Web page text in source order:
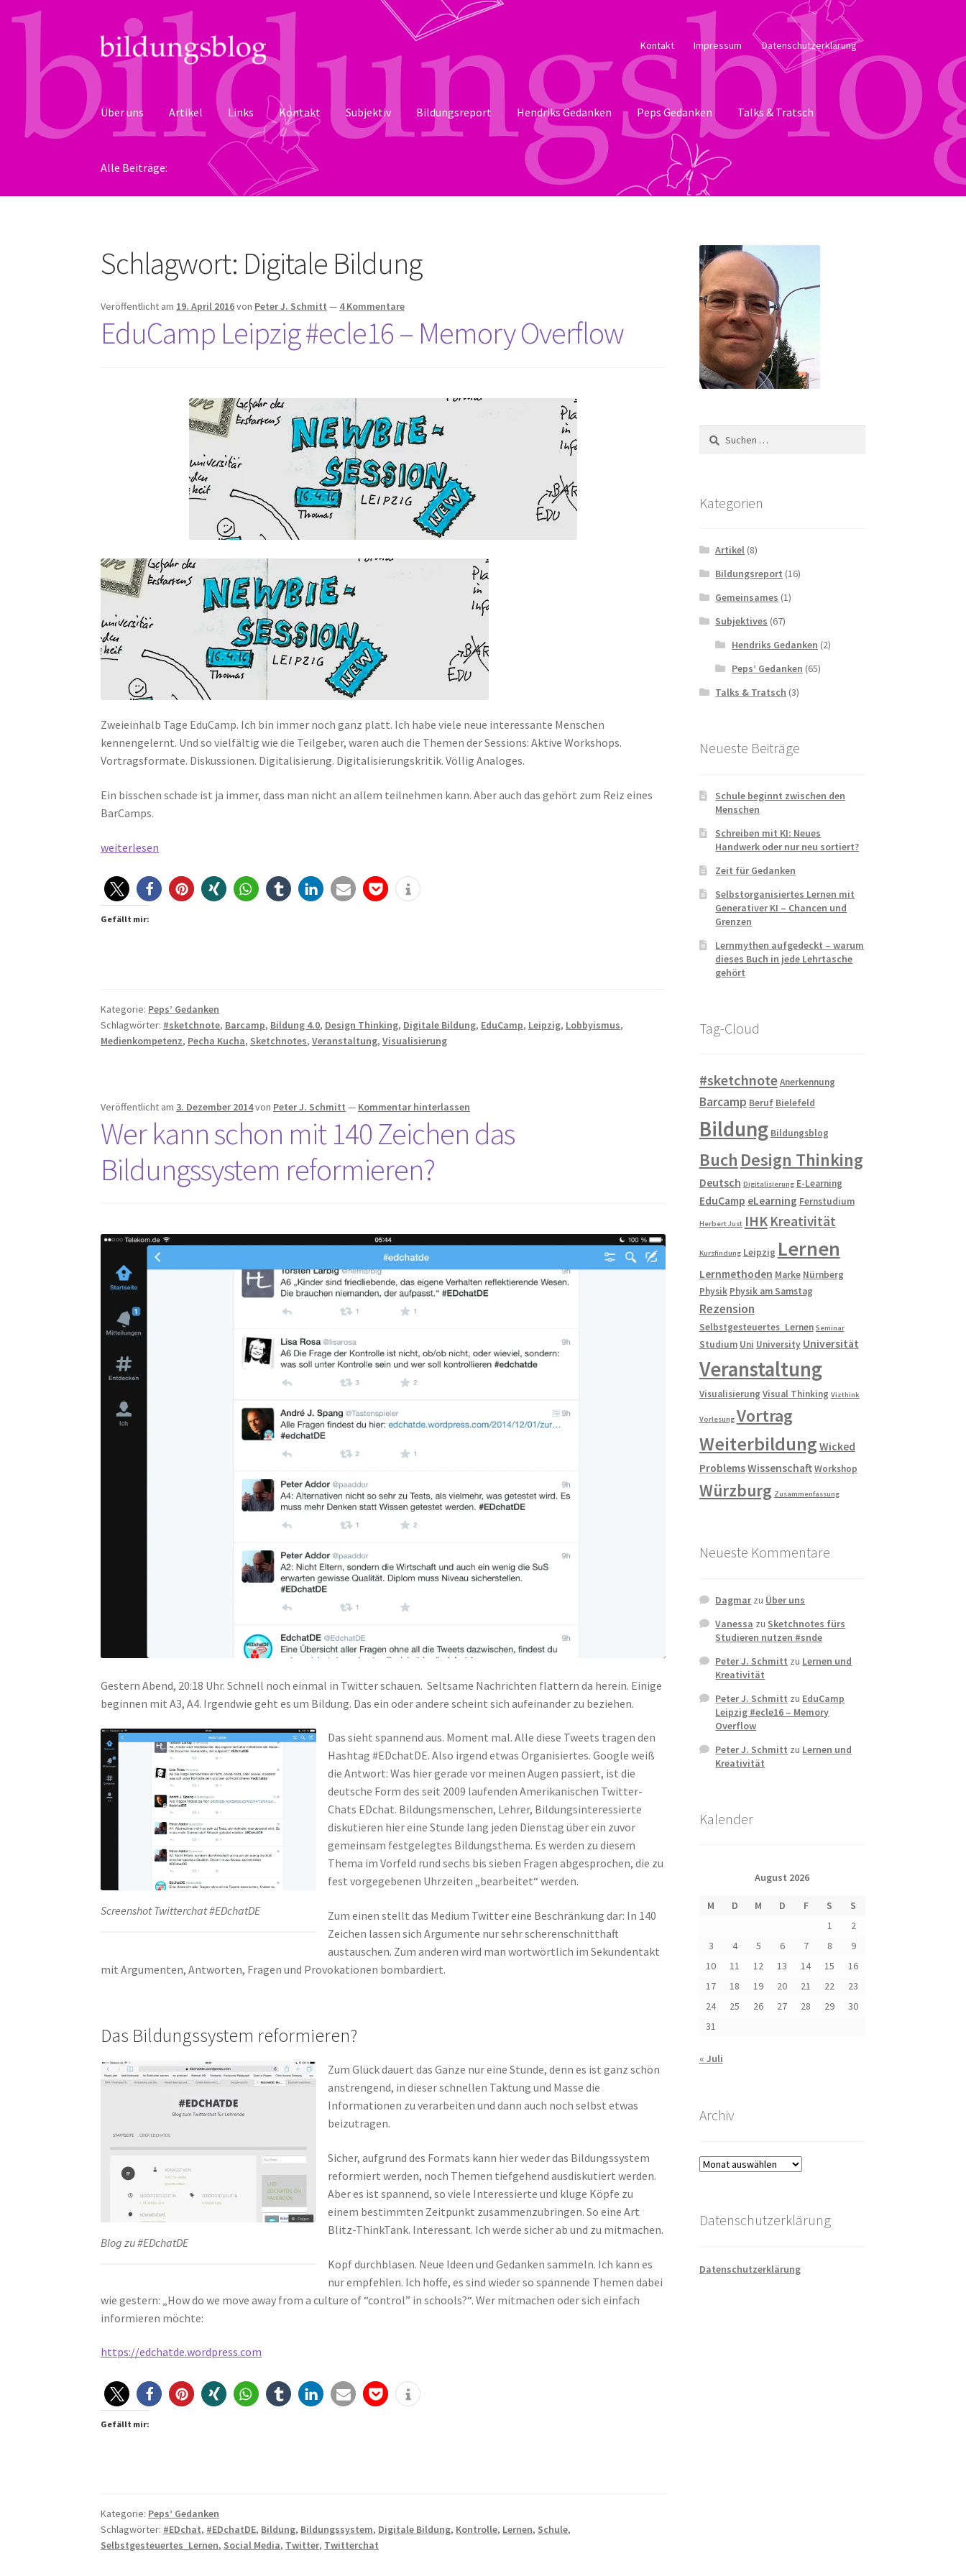
Zur
Navigation
springen
Zum
Inhalt
springen
Kontakt Impressum Datenschutzerklärung
Über uns Artikel Links Kontakt Subjektiv Bildungsreport Hendriks Gedanken Peps Gedanken Talks & Tratsch
Alle Beiträge:
Schlagwort: Digitale Bildung
Veröffentlicht am 19. April 2016von Peter J. Schmitt — 4 Kommentare
EduCamp Leipzig #ecle16 – Memory Overflow
Zweieinhalb Tage EduCamp. Ich bin immer noch ganz platt. Ich habe viele neue interessante Menschen
kennengelernt. Und so vielfältig wie die Teilgeber, waren auch die Themen der Sessions: Aktive Workshops.
Vortragsformate. Diskussionen. Digitalisierung. Digitalisierungskritik. Völlig Analoges.
Ein bisschen schade ist ja immer, dass man nicht an allem teilnehmen kann. Aber auch das gehört zum Reiz eines
BarCamps.
EduCamp
#ecle16
–
Memory
weiterlesen
Gefällt mir:
Kategorie: Peps’ Gedanken
Schlagwörter: #sketchnote, Barcamp, Bildung 4.0, Design Thinking, Digitale Bildung, EduCamp, Leipzig, Lobbyismus,
Medienkompetenz, Pecha Kucha, Sketchnotes,Veranstaltung,Visualisierung
Veröffentlicht am 3. Dezember 2014von Peter J. Schmitt — Kommentar hinterlassen
Wer kann schon mit 140 Zeichen das
Bildungssystem reformieren?
Gestern Abend, 20:18 Uhr. Schnell noch einmal in Twitter schauen. Seltsame Nachrichten flattern da herein. Einige
beginnen mit A3, A4. Irgendwie geht es um Bildung. Das ein oder andere scheint sich aufeinander zu beziehen.
Screenshot Twitterchat #EDchatDE
Das sieht spannend aus. Moment mal. Alle diese Tweets tragen den
Hashtag #EDchatDE. Also irgend etwas Organisiertes. Google weiß
die Antwort: Was hier gerade vor meinen Augen passiert, ist die
deutsche Form des seit 2009 laufenden Amerikanischen Twitter-
Chats EDchat. Bildungsmenschen, Lehrer, Bildungsinteressierte
diskutieren hier eine Stunde lang jeden Dienstag über ein zuvor
gemeinsam festgelegtes Bildungsthema. Es werden zu diesem
Thema im Vorfeld rund sechs bis sieben Fragen abgesprochen, die zu
fest vorgegebenen Uhrzeiten „bearbeitet“ werden.
Zum einen stellt das Medium Twitter eine Beschränkung dar: In 140
Zeichen lassen sich Argumente nur sehr scherenschnitthaft
austauschen. Zum anderen wird man wortwörtlich im Sekundentakt
mit Argumenten, Antworten, Fragen und Provokationen bombardiert.
Das Bildungssystem reformieren?
Blog zu #EDchatDE
Zum Glück dauert das Ganze nur eine Stunde, denn es ist ganz schön
anstrengend, in dieser schnellen Taktung und Masse die
Informationen zu verarbeiten und dann auch noch selbst etwas
beizutragen.
Sicher, aufgrund des Formats kann hier weder das Bildungssystem
reformiert werden, noch Themen tiefgehend ausdiskutiert werden.
Aber es ist spannend, so viele Interessierte und kluge Köpfe zu
einem bestimmten Zeitpunkt zusammenzubringen. So eine Art
Blitz-ThinkTank. Interessant. Ich werde sicher ab und zu mitmachen.
Kopf durchblasen. Neue Ideen und Gedanken sammeln. Ich kann es
nur empfehlen. Ich hoffe, es sind wieder so spannende Themen dabei
wie gestern: „How do we move away from a culture of “control” in schools?“. Wer mitmachen oder sich einfach
informieren möchte:
https://edchatde.wordpress.com
Gefällt mir:
Kategorie: Peps’ Gedanken
Schlagwörter: #EDchat, #EDchatDE, Bildung, Bildungssystem, Digitale Bildung, Kontrolle, Lernen, Schule,
Selbstgesteuertes_Lernen, Social Media, Twitter, Twitterchat
Suchen
nach:
Kategorien
Artikel (8)
Bildungsreport (16)
Gemeinsames (1)
Subjektives (67)
Hendriks Gedanken (2)
Peps’ Gedanken (65)
Talks & Tratsch (3)
Neueste Beiträge
Schule beginnt zwischen den
Menschen
Schreiben mit KI: Neues
Handwerk oder nur neu sortiert?
Zeit für Gedanken
Selbstorganisiertes Lernen mit
Generativer KI – Chancen und
Grenzen
Lernmythen aufgedeckt – warum
dieses Buch in jede Lehrtasche
gehört
Tag-Cloud
#sketchnoteAnerkennung
Barcamp Beruf Bielefeld
Bildung Bildungsblog
Buch Design Thinking
Deutsch Digitalisierung E-Learning
EduCamp eLearning Fernstudium
Herbert Just IHK Kreativität
Kursfindung Leipzig Lernen
Lernmethoden Marke Nürnberg
Physik Physik am Samstag
Rezension
Selbstgesteuertes_Lernen Seminar
Studium Uni University Universität
Veranstaltung
Visualisierung Visual Thinking Vizthink
Vorlesung Vortrag
Weiterbildung Wicked
ProblemsWissenschaftWorkshop
Würzburg Zusammenfassung
Neueste Kommentare
Dagmarzu Über uns
Vanessa zu Sketchnotes fürs
Studieren nutzen #snde
Peter J. Schmitt zu Lernen und
Kreativität
Peter J. Schmitt zu EduCamp
Leipzig #ecle16 – Memory
Overflow
Peter J. Schmitt zu Lernen und
Kreativität
Kalender
August 2026
M D M D F S
S
1
2
3
4 5 6 7 8
9
10
11 12 13 14 15
16
17
18 19 20 21 22
23
24
25 26 27 28 29
30
31
« Juli
Archiv
Archiv
Datenschutzerklärung
Datenschutzerklärung